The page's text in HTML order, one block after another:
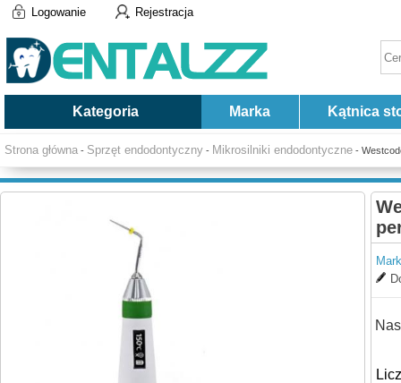
Logowanie Rejestracja
Kategoria Marka Kątnica
Strona główna - Sprzęt endodontyczny - Mikrosilniki endodontyczne -